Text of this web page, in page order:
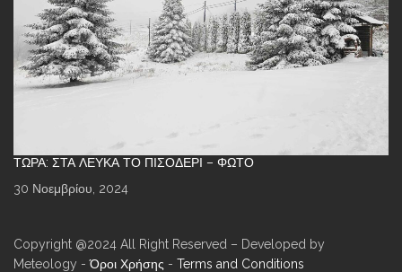
ΤΏΡΑ: ΣΤΑ ΛΕΥΚΆ ΤΟ ΠΙΣΟΔΈΡΙ – ΦΩΤΌ
30 Νοεμβρίου, 2024
Copyright @2024 All Right Reserved – Developed by
Meteology -Όροι Χρήσης - Terms and Conditions